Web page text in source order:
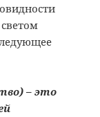
– это